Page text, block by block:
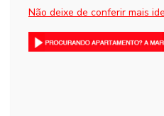
Não deixe de conferir mais